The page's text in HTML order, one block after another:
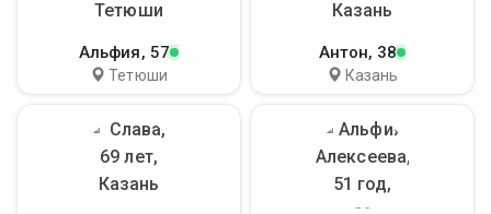
Альфия, 57
Тетюши
Антон, 38
Казань